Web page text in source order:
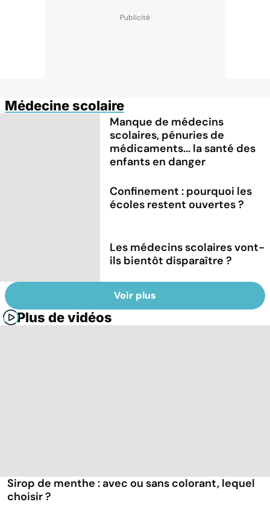
Médecine scolaire
Manque de médecins
scolaires, pénuries de
médicaments... la santé des
enfants en danger
Confinement : pourquoi les
écoles restent ouvertes ?
Les médecins scolaires vont-
ils bientôt disparaître ?
Voir plus
Plus de vidéos
Sirop de menthe : avec ou sans colorant, lequel
choisir ?